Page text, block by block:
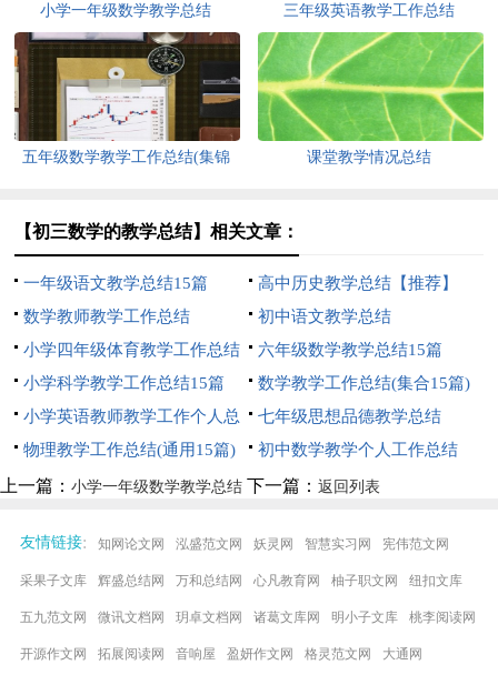
小学一年级数学教学总结 三年级英语教学工作总结
五年级数学教学工作总结(集锦
课堂教学情况总结
【初三数学的教学总结】相关文章：
一年级语文教学总结15篇
高中历史教学总结【推荐】
数学教师教学工作总结
初中语文教学总结
小学四年级体育教学工作总结
六年级数学教学总结15篇
小学科学教学工作总结15篇
数学教学工作总结(集合15篇)
小学英语教师教学工作个人总
结
七年级思想品德教学总结
物理教学工作总结(通用15篇)
初中数学教学个人工作总结
上一篇： 小学一年级数学教学总结 下一篇： 返回列表
友情链接: 知网论文网 泓盛范文网 妖灵网 智慧实习网 宪伟范文网
采果子文库 辉盛总结网 万和总结网 心凡教育网 柚子职文网 纽扣文库
五九范文网 微讯文档网 玥卓文档网 诸葛文库网 明小子文库 桃李阅读网
开源作文网 拓展阅读网 音响屋 盈妍作文网 格灵范文网 大通网